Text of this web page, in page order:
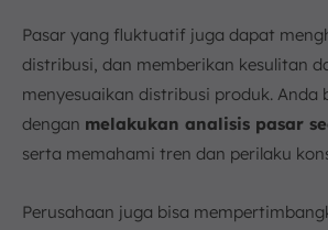
Pasar yang fluktuatif juga dapat
distribusi, dan memberikan kesulitan
menyesuaikan distribusi produk. Anda
dengan melakukan analisis pasar
serta memahami tren dan perilaku
Perusahaan juga bisa